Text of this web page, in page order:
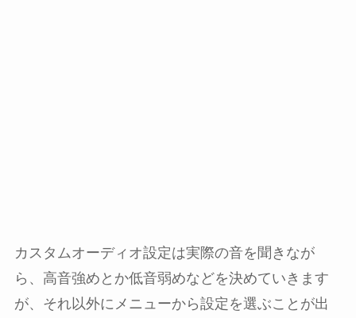
カスタムオーディオ設定は実際の音を聞きなが
ら、高音強めとか低音弱めなどを決めていきます
が、それ以外にメニューから設定を選ぶことが出